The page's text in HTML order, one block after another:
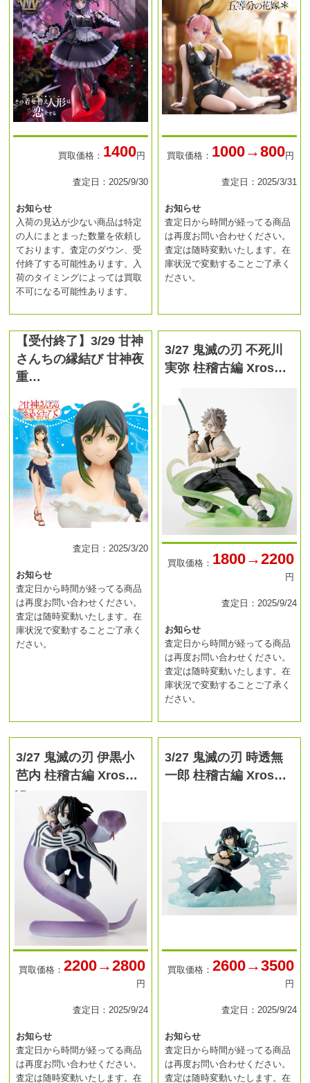
買取価格： 1400円
査定日：2025/9/30
お知らせ
入荷の見込が少ない商品は特定
の人にまとまった数量を依頼し
ております。査定のダウン、受
付終了する可能性あります。入
荷のタイミングによっては買取
不可になる可能性あります。
買取価格： 1000→800円
査定日：2025/3/31
お知らせ
査定日から時間が経ってる商品
は再度お問い合わせください。
査定は随時変動いたします。在
庫状況で変動することご了承く
ださい。
【受付終了】3/29 甘神
さんちの縁結び 甘神夜
重…
査定日：2025/3/20
お知らせ
査定日から時間が経ってる商品
は再度お問い合わせください。
査定は随時変動いたします。在
庫状況で変動することご了承く
ださい。
3/27 鬼滅の刃 不死川
実弥 柱稽古編 Xros…
買取価格： 1800→2200
円
査定日：2025/9/24
お知らせ
査定日から時間が経ってる商品
は再度お問い合わせください。
査定は随時変動いたします。在
庫状況で変動することご了承く
ださい。
3/27 鬼滅の刃 伊黒小
芭内 柱稽古編 Xros…
買取価格： 2200→2800
円
査定日：2025/9/24
お知らせ
査定日から時間が経ってる商品
は再度お問い合わせください。
査定は随時変動いたします。在
3/27 鬼滅の刃 時透無
一郎 柱稽古編 Xros…
買取価格： 2600→3500
円
査定日：2025/9/24
お知らせ
査定日から時間が経ってる商品
は再度お問い合わせください。
査定は随時変動いたします。在